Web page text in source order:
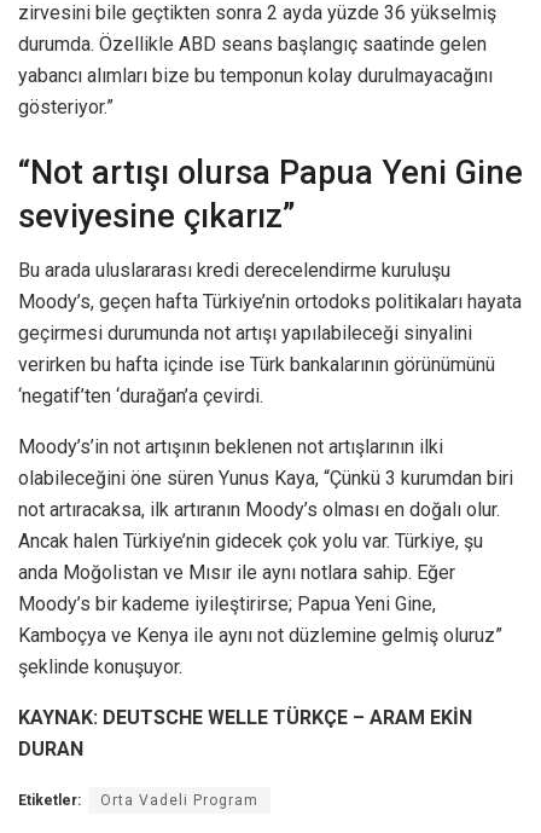
zirvesini bile geçtikten sonra 2 ayda yüzde 36 yükselmiş
durumda. Özellikle ABD seans başlangıç saatinde gelen
yabancı alımları bize bu temponun kolay durulmayacağını
gösteriyor.”
“Not artışı olursa Papua Yeni Gine
seviyesine çıkarız”
Bu arada uluslararası kredi derecelendirme kuruluşu
Moody’s, geçen hafta Türkiye’nin ortodoks politikaları hayata
geçirmesi durumunda not artışı yapılabileceği sinyalini
verirken bu hafta içinde ise Türk bankalarının görünümünü
‘negatif’ten ‘durağan’a çevirdi.
Moody’s’in not artışının beklenen not artışlarının ilki
olabileceğini öne süren Yunus Kaya, “Çünkü 3 kurumdan biri
not artıracaksa, ilk artıranın Moody’s olması en doğalı olur.
Ancak halen Türkiye’nin gidecek çok yolu var. Türkiye, şu
anda Moğolistan ve Mısır ile aynı notlara sahip. Eğer
Moody’s bir kademe iyileştirirse; Papua Yeni Gine,
Kamboçya ve Kenya ile aynı not düzlemine gelmiş oluruz”
şeklinde konuşuyor.
KAYNAK: DEUTSCHE WELLE TÜRKÇE – ARAM EKİN
DURAN
Etiketler: Orta Vadeli Program